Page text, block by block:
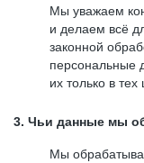
Мы уважаем
и делаем всё
законной
персональные
их только в
3. Чьи данные мы
Мы